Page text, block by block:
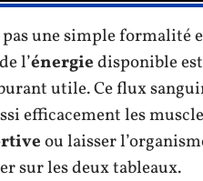
pas une simple formalité
l’énergiedisponible
utile. Ce flux
efficacement les
ou laisser
sur les deux tableaux.